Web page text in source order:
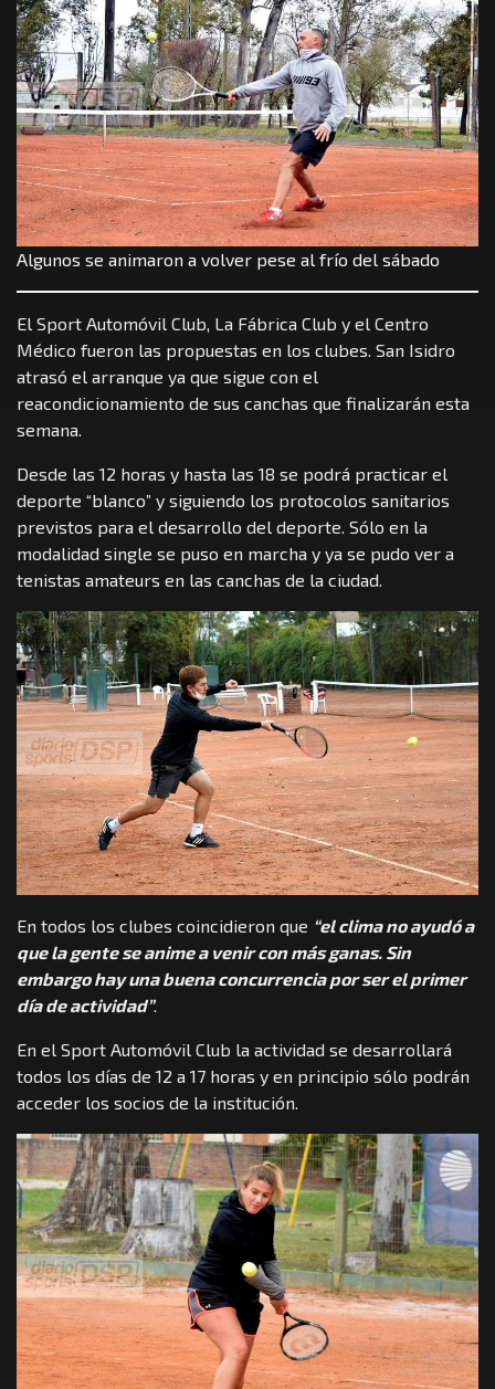
Algunos se animaron a volver pese al frío del sábado
El Sport Automóvil Club, La Fábrica Club y el Centro
Médico fueron las propuestas en los clubes. San Isidro
atrasó el arranque ya que sigue con el
reacondicionamiento de sus canchas que finalizarán esta
semana.
Desde las 12 horas y hasta las 18 se podrá practicar el
deporte “blanco” y siguiendo los protocolos sanitarios
previstos para el desarrollo del deporte. Sólo en la
modalidad single se puso en marcha y ya se pudo ver a
tenistas amateurs en las canchas de la ciudad.
En todos los clubes coincidieron que “el clima no ayudó a
que la gente se anime a venir con más ganas. Sin
embargo hay una buena concurrencia por ser el primer
día de actividad”.
En el Sport Automóvil Club la actividad se desarrollará
todos los días de 12 a 17 horas y en principio sólo podrán
acceder los socios de la institución.